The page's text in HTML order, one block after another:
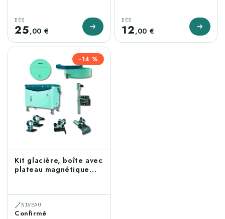
DÈS
25,00 €
DÈS
12,00 €
−14 %
Kit glacière, boîte avec
plateau magnétique
NIVEAU
Confirmé